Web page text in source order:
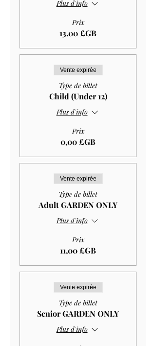
Plus d'info
Prix
13,00 £GB
Vente expirée
Type de billet
Child (Under 12)
Plus d'info
Prix
0,00 £GB
Vente expirée
Type de billet
Adult GARDEN ONLY
Plus d'info
Prix
11,00 £GB
Vente expirée
Type de billet
Senior GARDEN ONLY
Plus d'info